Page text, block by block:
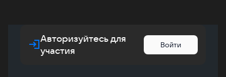
Авторизуйтесь для
участия
Войти